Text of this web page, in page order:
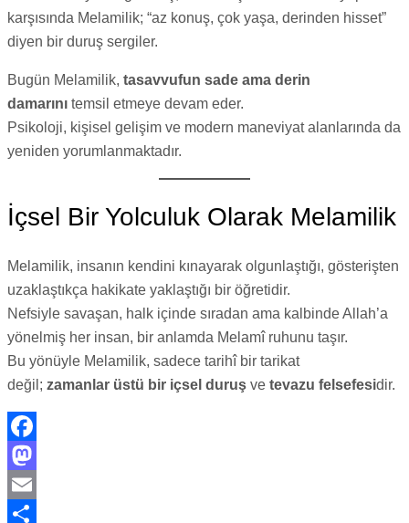
karşısında Melamilik; “az konuş, çok yaşa, derinden hisset”
diyen bir duruş sergiler.
Bugün Melamilik, tasavvufun sade ama derin
damarını temsil etmeye devam eder.
Psikoloji, kişisel gelişim ve modern maneviyat alanlarında da
yeniden yorumlanmaktadır.
İçsel Bir Yolculuk Olarak Melamilik
Melamilik, insanın kendini kınayarak olgunlaştığı, gösterişten
uzaklaştıkça hakikate yaklaştığı bir öğretidir.
Nefsiyle savaşan, halk içinde sıradan ama kalbinde Allah’a
yönelmiş her insan, bir anlamda Melamî ruhunu taşır.
Bu yönüyle Melamilik, sadece tarihî bir tarikat
değil; zamanlar üstü bir içsel duruş ve tevazu felsefesidir.
Facebook
Mastodon
Email